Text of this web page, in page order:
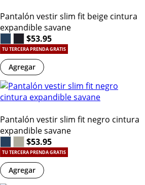
Pantalón vestir slim fit beige cintura
expandible savane
$53.95
TU TERCERA PRENDA GRATIS
Agregar
Pantalón vestir slim fit negro cintura
expandible savane
$53.95
TU TERCERA PRENDA GRATIS
Agregar